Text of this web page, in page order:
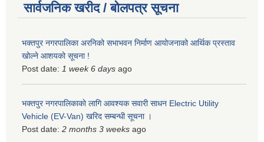
सार्वजनिक खरीद / बोलपत्र सूचना
भक्तपुर नगरपालिका अरनिको सभाभवन निर्माण आयोजनाको आर्थिक प्रस्ताव
खोल्ने आशयको सूचना !
Post date: 1 week 6 days ago
भक्तपुर नगरपालिकाकाे लागि आवश्यक सवारी साधन Electric Utility
Vehicle (EV-Van) खरिद सम्बन्धी सूचना ।
Post date: 2 months 3 weeks ago